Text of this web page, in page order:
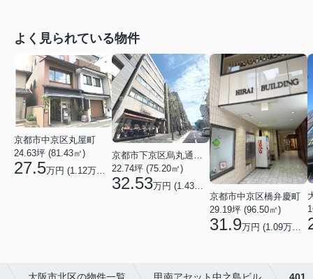
よく見られている物件
京都市中京区丸屋町
24.63坪 (81.43㎡)
27.5万円 (1.12万円/坪)
京都市下京区烏丸通五条上る五条烏丸町
22.74坪 (75.20㎡)
32.53万円 (1.43万円/坪)
京都市中京区橋弁慶町
29.19坪 (96.50㎡)
31.9万円 (1.09万円/坪)
大阪市北区の物件一覧 甲南アセット中之島ビル 401